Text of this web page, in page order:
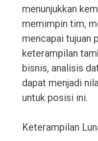
menunjukkan
memimpin tim,
mencapai tujuan
keterampilan
bisnis, analisis
dapat menjadi
untuk posisi ini.
Keterampilan